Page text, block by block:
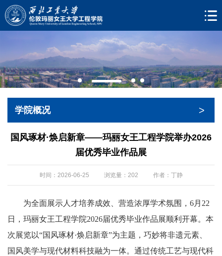
学院概况 >
国风琢材·焕启新章——玛丽女王工程学院举办2026
届优秀毕业作品展
时间：2026-06-25 浏览量： 202 作者：丁静
为全面展示人才培养成效、营造浓厚学术氛围，6月22
日，玛丽女王工程学院2026届优秀毕业作品展顺利开幕。本
次展览以“国风琢材·焕启新章”为主题，巧妙将非遗元素、
国风美学与现代材料科技融为一体。通过传统工艺与现代科